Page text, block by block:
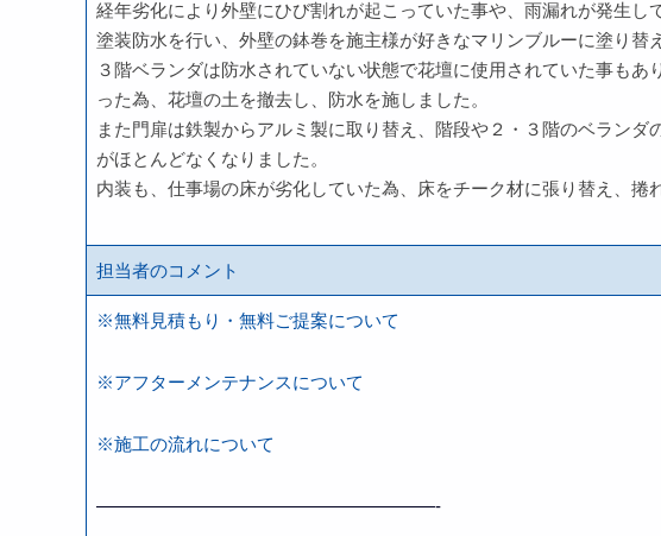
経年劣化により外壁にひび割れが起こっていた事や、雨漏れが発生
塗装防水を行い、外壁の鉢巻を施主様が好きなマリンブルーに塗り替
３階ベランダは防水されていない状態で花壇に使用されていた事も
った為、花壇の土を撤去し、防水を施しました。
また門扉は鉄製からアルミ製に取り替え、階段や２・３階のベラン
がほとんどなくなりました。
内装も、仕事場の床が劣化していた為、床をチーク材に張り替え、捲
担当者のコメント
※無料見積もり・無料ご提案について
※アフターメンテナンスについて
※施工の流れについて
———————————————————-